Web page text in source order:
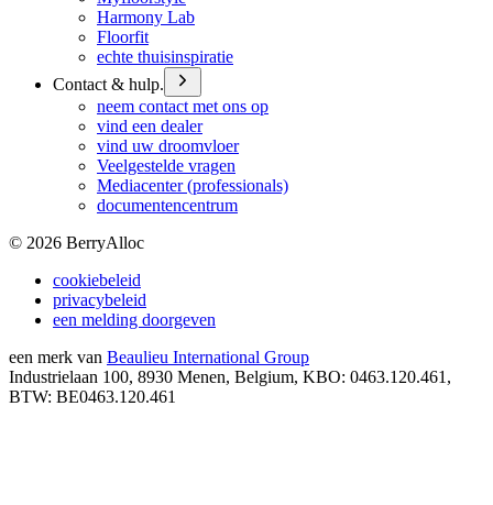
Harmony Lab
Floorfit
echte thuisinspiratie
Contact & hulp.
neem contact met ons op
vind een dealer
vind uw droomvloer
Veelgestelde vragen
Mediacenter (professionals)
documentencentrum
© 2026 BerryAlloc
cookiebeleid
privacybeleid
een melding doorgeven
een merk van Beaulieu International Group
Industrielaan 100, 8930 Menen, Belgium, KBO: 0463.120.461,
BTW: BE0463.120.461